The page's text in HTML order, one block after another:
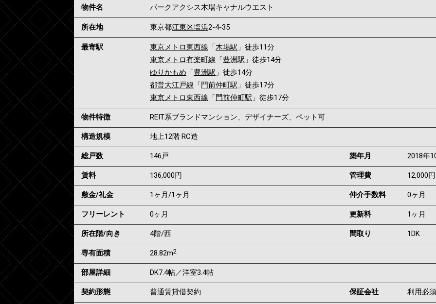
物件名 パークアクシス木場キャナルウエスト
所在地 東京都江東区塩浜2-4-35
最寄駅 東京メトロ東西線 「木場駅 」徒歩11分
東京メトロ有楽町線 「豊洲駅 」徒歩14分
ゆりかもめ 「豊洲駅 」徒歩14分
都営大江戸線 「門前仲町駅 」徒歩17分
東京メトロ東西線 「門前仲町駅 」徒歩17分
物件特徴 REIT系ブランドマンション、デザイナーズ、ペット可
構造規模 地上12階 RC造
総戸数 146戸 築年月 2018年
賃料 136,000円 管理費 12,000円
敷金/礼金 1ヶ月/1ヶ月 仲介手数料 0ヶ月
フリーレント 0ヶ月 更新料 1ヶ月
所在階/向き 4階/西 間取り 1DK
専有面積 28.82m2
部屋詳細 DK7.4帖／洋室3.4帖
契約形態 普通賃貸借契約 保証会社 利用必須